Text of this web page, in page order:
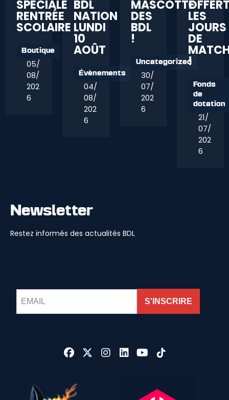
SPÉCIALE
RENTRÉE
SCOLAIRE
Boutique
05/
08/
202
6
BDL
NATION
LUNDI
10
AOÛT
Évènements
04/
08/
202
6
MASCOTTE
DES
BDL
!
Uncategorized
30/
07/
202
6
LES
JOURS
DE
!
Fonds
de
dotation
21/
07/
202
6
Newsletter
Restez informés des actualités BDL
S'INSCRIRE